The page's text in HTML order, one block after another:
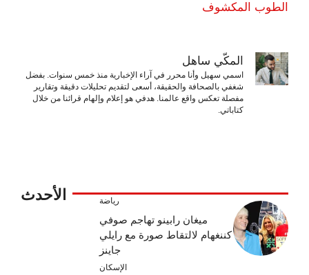
الطوب المكشوف
المكّي ساهل
اسمي سهيل وأنا محرر في آراء الإخبارية منذ خمس سنوات. بفضل
شغفي بالصحافة والحقيقة، أسعى لتقديم تحليلات دقيقة وتقارير
مفصلة تعكس واقع عالمنا. هدفي هو إعلام وإلهام قرائنا من خلال
كتاباتي.
الأحدث رياضة
ميغان رابينو تهاجم صوفي
كننغهام لالتقاط صورة مع رايلي
جاينز
الإسكان